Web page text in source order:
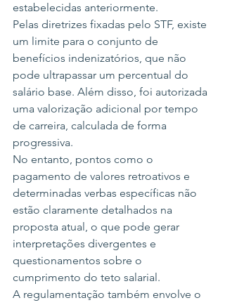
estabelecidas anteriormente.
Pelas diretrizes fixadas pelo STF, existe
um limite para o conjunto de
benefícios indenizatórios, que não
pode ultrapassar um percentual do
salário base. Além disso, foi autorizada
uma valorização adicional por tempo
de carreira, calculada de forma
progressiva.
No entanto, pontos como o
pagamento de valores retroativos e
determinadas verbas específicas não
estão claramente detalhados na
proposta atual, o que pode gerar
interpretações divergentes e
questionamentos sobre o
cumprimento do teto salarial.
A regulamentação também envolve o